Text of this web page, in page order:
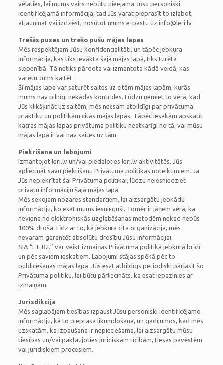
vēlaties, lai mums vairs nebūtu pieejama Jūsu personiski
identificējamā informācija, tad Jūs varat pieprasīt to izlabot,
atjaunināt vai izdzēst, nosūtot mums e-pastu uz info@leri.lv
Trešās puses un trešo pušu mājas lapas
Mēs respektējam Jūsu konfidencialitāti, un tāpēc jebkura
informācija, kas tiks ievākta šajā mājas lapā, tiks turēta
slepenībā. Tā netiks pārdota vai izmantota kādā veidā, kas
varētu Jums kaitēt.
Šī mājas lapa var saturēt saites uz citām mājas lapām, kurās
mums nav pilnīgi nekādas kontroles. Lūdzu ņemiet to vērā, kad
Jūs klikšķināt uz saitēm; mēs neesam atbildīgi par privātuma
praktiku un politikām citās mājas lapās. Tāpēc iesakām apskatīt
katras mājas lapas privātuma politiku neatkarīgi no tā, vai mūsu
mājas lapā ir vai nav saites uz tām.
Piekrišana un labojumi
Izmantojot leri.lv un/vai piedaloties leri.lv aktivitātēs, Jūs
apliecināt savu piekrišanu Privātuma politikas noteikumiem. Ja
Jūs nepiekrītat šai Privātuma politikai, lūdzu neiesniedziet
privātu informāciju šajā mājas lapā.
Mēs sekojam nozares standartiem, lai aizsargātu jebkādu
informāciju, ko esat mums iesnieguši. Tomēr ir jāņem vērā, ka
neviena no elektroniskās uzglabāšanas metodēm nekad nebūs
100% droša. Līdz ar to, kā jebkura cita organizācija, mēs
nevaram garantēt absolūtu drošību Jūsu informācijai.
SIA “L.E.R.I.” var veikt izmaiņas Privātuma politikā jebkurā brīdī
un pēc saviem ieskatiem. Labojumi stājas spēkā pēc to
publicēšanas mājas lapā. Jūs esat atbildīgs periodiski pārlasīt šo
Privātuma politiku, lai būtu pārliecināts, ka esat iepazinies ar
izmaiņām.
Jurisdikcija
Mēs saglabājam tiesības izpaust Jūsu personiski identificējamo
informāciju, kā to pieprasa likumdošana, un gadījumos, kad mēs
uzskatām, ka izpaušana ir nepieciešama, lai aizsargātu mūsu
tiesības un/vai pakļaujoties juridiskām rīcībām, tiesas pavēstēm
vai juridiskiem procesiem.